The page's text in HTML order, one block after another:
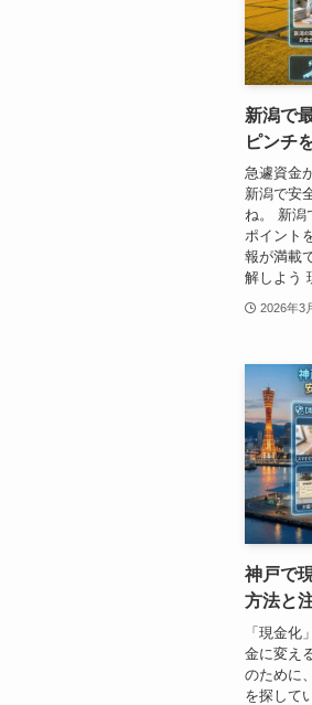
新潟で
ピンチ
急遽資金
新潟で安
ね。 新潟
ポイント
報が満載
解しよう
2026年3
神戸で
方法と
「現金化
金に変え
のために
を探して